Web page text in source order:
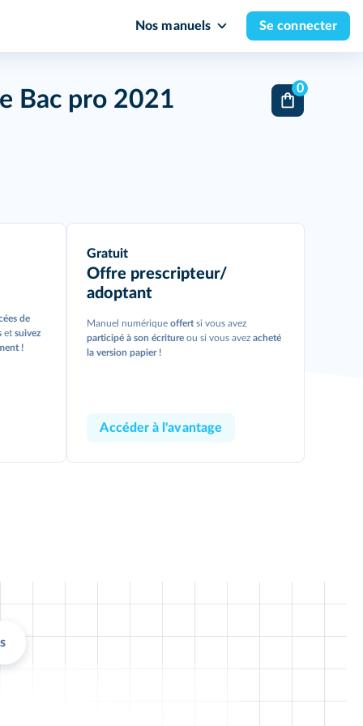
Nos manuels Se connecter
Bac pro 2021
de
et suivez
!
Gratuit
Offre prescripteur/
adoptant
Manuel numériqueoffertsi vous avez
participé à son écriture ou si vous avez acheté
la version papier !
Accéder à l'avantage
0